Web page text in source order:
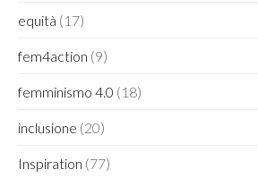
equità (17)
fem4action (9)
femminismo 4.0 (18)
inclusione (20)
Inspiration (77)